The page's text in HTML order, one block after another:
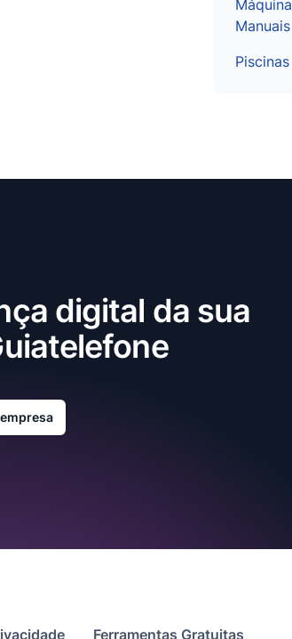
Manuais
Piscinas
digital da sua
Ferramentas Gratuitas